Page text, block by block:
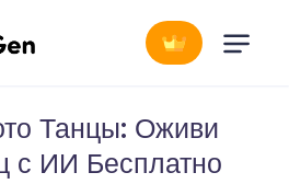
Танцы: Оживи
с ИИ Бесплатно